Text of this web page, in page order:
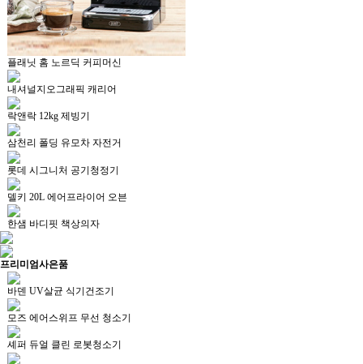
플래닛 홈 노르딕 커피머신
내셔널지오그래픽 캐리어
락앤락 12kg 제빙기
삼천리 폴딩 유모차 자전거
롯데 시그니처 공기청정기
델키 20L 에어프라이어 오븐
한샘 바디핏 책상의자
프리미엄사은품
바덴 UV살균 식기건조기
모즈 에어스위프 무선 청소기
셰퍼 듀얼 클린 로봇청소기